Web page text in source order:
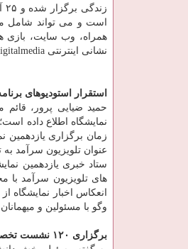
است و می تواند شامل
همراه، وب سایت، بازی
نشانی اینترنتی www. abrezendegi. ir/digitalmedia رجوع كنند.
استقرار استودیوهای
حمید ضیایی پرور، قائم
نمایشگاه اطلاع داده
زمان برگزاری یازدهمین
عنوان تلویزیون سرآمد
ستاد خبری یازدهمین
های تلویزیون سرآمد با
انعكاس اخبار نمایشگاه
وگو با مسئولین و
برگزاری ۱۲۰ نشست تخصصی در یازدهمین نمایشگاه بین المللی رسانه های دیجیتال